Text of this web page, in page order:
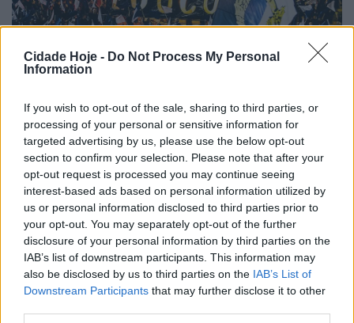
Cidade Hoje - Do Not Process My Personal
Information
If you wish to opt-out of the sale, sharing to third parties, or
processing of your personal or sensitive information for
targeted advertising by us, please use the below opt-out
section to confirm your selection. Please note that after your
opt-out request is processed you may continue seeing
interest-based ads based on personal information utilized by
us or personal information disclosed to third parties prior to
your opt-out. You may separately opt-out of the further
disclosure of your personal information by third parties on the
IAB’s list of downstream participants. This information may
also be disclosed by us to third parties on the IAB’s List of
Downstream Participants that may further disclose it to other
Já estão disponíveis os bilhetes do F.C.Famalicão
relativos ao jogo frente à Académica de Coimbra,
referente à 4.ª eliminatória da Taça de Portugal e
agendado para as 16h45 do próximo sábado.